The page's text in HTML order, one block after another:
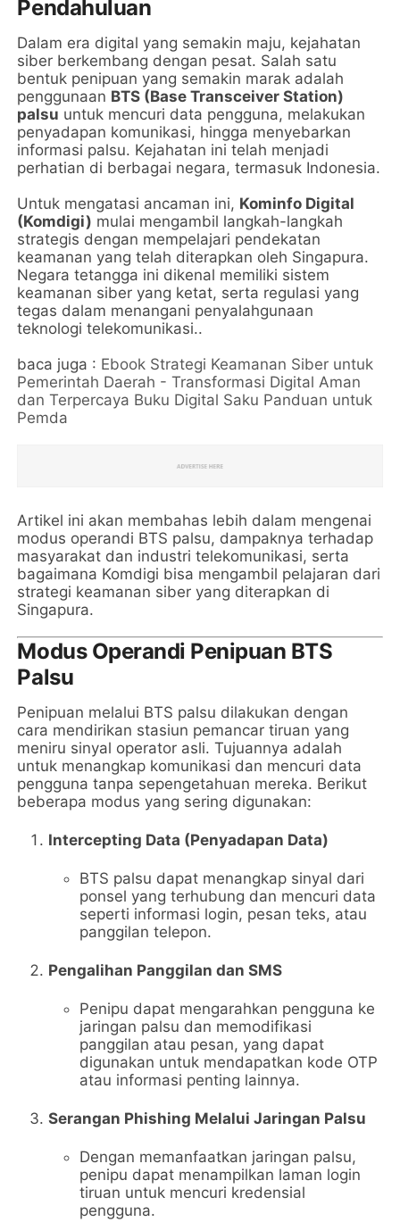
Pendahuluan
Dalam era digital yang semakin maju, kejahatan
siber berkembang dengan pesat. Salah satu
bentuk penipuan yang semakin marak adalah
penggunaan BTS (Base Transceiver Station)
palsu untuk mencuri data pengguna, melakukan
penyadapan komunikasi, hingga menyebarkan
informasi palsu. Kejahatan ini telah menjadi
perhatian di berbagai negara, termasuk Indonesia.
Untuk mengatasi ancaman ini, Kominfo Digital
(Komdigi) mulai mengambil langkah-langkah
strategis dengan mempelajari pendekatan
keamanan yang telah diterapkan oleh Singapura.
Negara tetangga ini dikenal memiliki sistem
keamanan siber yang ketat, serta regulasi yang
tegas dalam menangani penyalahgunaan
teknologi telekomunikasi..
baca juga : Ebook Strategi Keamanan Siber untuk
Pemerintah Daerah - Transformasi Digital Aman
dan Terpercaya Buku Digital Saku Panduan untuk
Pemda
Artikel ini akan membahas lebih dalam mengenai
modus operandi BTS palsu, dampaknya terhadap
masyarakat dan industri telekomunikasi, serta
bagaimana Komdigi bisa mengambil pelajaran dari
strategi keamanan siber yang diterapkan di
Singapura.
Modus Operandi Penipuan BTS
Palsu
Penipuan melalui BTS palsu dilakukan dengan
cara mendirikan stasiun pemancar tiruan yang
meniru sinyal operator asli. Tujuannya adalah
untuk menangkap komunikasi dan mencuri data
pengguna tanpa sepengetahuan mereka. Berikut
beberapa modus yang sering digunakan:
Intercepting Data (Penyadapan Data)
BTS palsu dapat menangkap sinyal dari
ponsel yang terhubung dan mencuri data
seperti informasi login, pesan teks, atau
panggilan telepon.
Pengalihan Panggilan dan SMS
Penipu dapat mengarahkan pengguna ke
jaringan palsu dan memodifikasi
panggilan atau pesan, yang dapat
digunakan untuk mendapatkan kode OTP
atau informasi penting lainnya.
Serangan Phishing Melalui Jaringan Palsu
Dengan memanfaatkan jaringan palsu,
penipu dapat menampilkan laman login
tiruan untuk mencuri kredensial
pengguna.